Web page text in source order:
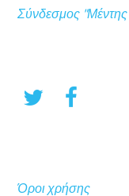
Σύνδεσμος
Όροι χρήσης